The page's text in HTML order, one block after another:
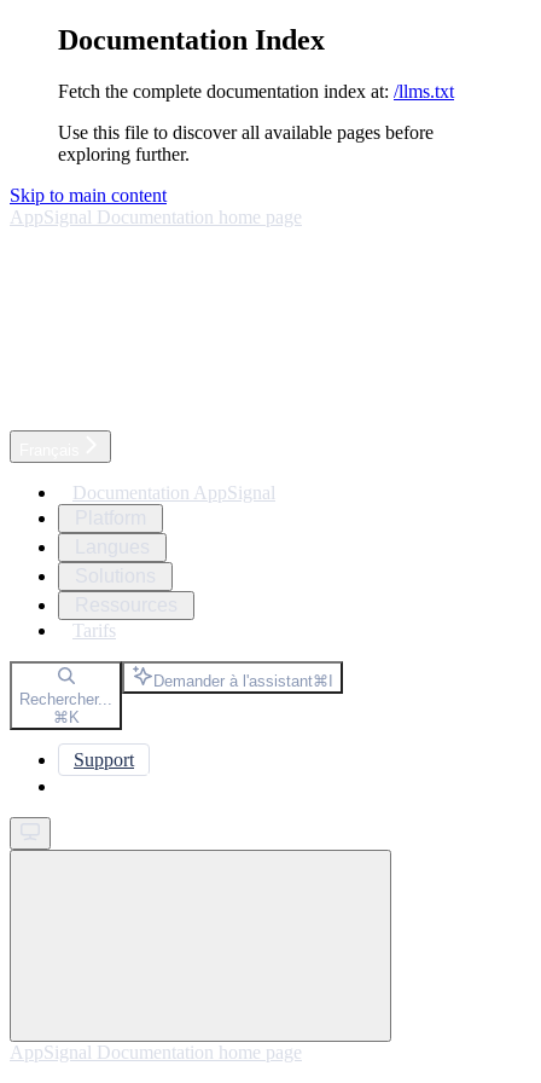
Documentation Index
Fetch the complete documentation index at: /llms.txt
Use this file to discover all available pages before
exploring further.
Skip to main content
AppSignal Documentation home page
Documentation AppSignal
Tarifs
Rechercher...
⌘K
Demander à l'assistant⌘I
Support
AppSignal Documentation home page